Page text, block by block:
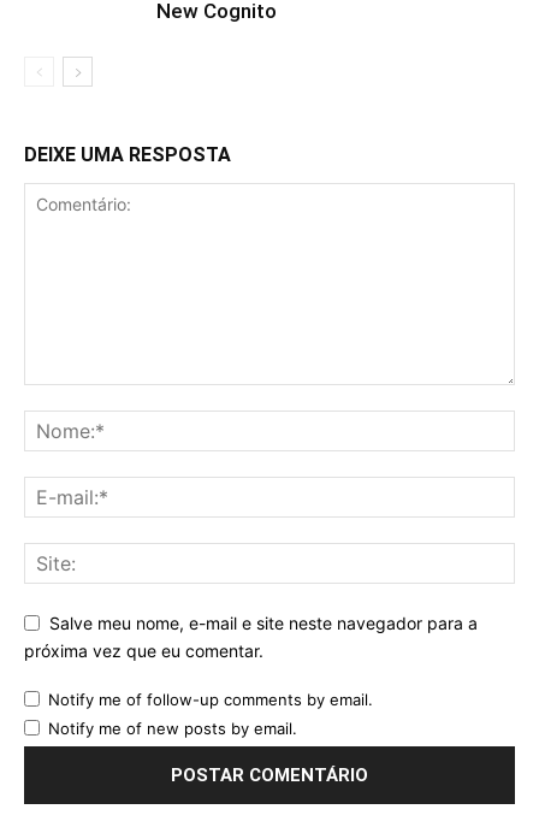
New Cognito
DEIXE UMA RESPOSTA
Salve meu nome, e-mail e site neste navegador para a
próxima vez que eu comentar.
Notify me of follow-up comments by email.
Notify me of new posts by email.